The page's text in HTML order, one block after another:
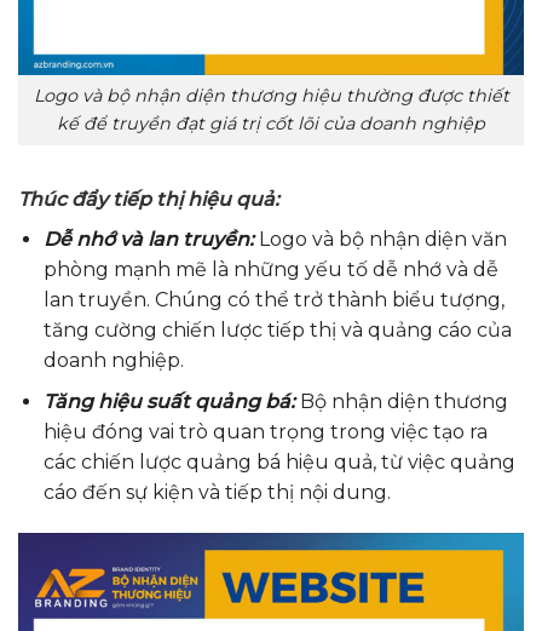
Logo và bộ nhận diện thương hiệu thường được thiết
kế để truyền đạt giá trị cốt lõi của doanh nghiệp
Thúc đẩy tiếp thị hiệu quả:
Dễ nhớ và lan truyền:Logo và bộ nhận diện văn
phòng mạnh mẽ là những yếu tố dễ nhớ và dễ
lan truyền. Chúng có thể trở thành biểu tượng,
tăng cường chiến lược tiếp thị và quảng cáo của
doanh nghiệp.
Tăng hiệu suất quảng bá: Bộ nhận diện thương
hiệu đóng vai trò quan trọng trong việc tạo ra
các chiến lược quảng bá hiệu quả, từ việc quảng
cáo đến sự kiện và tiếp thị nội dung.